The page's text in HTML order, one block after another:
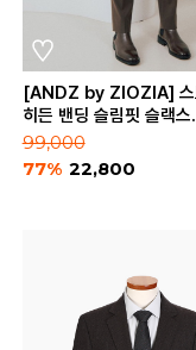
[ANDZ by ZIOZIA] 스
히든 밴딩 슬림핏 슬랙스
(BZA3PP1101)
99,000
77% 22,800